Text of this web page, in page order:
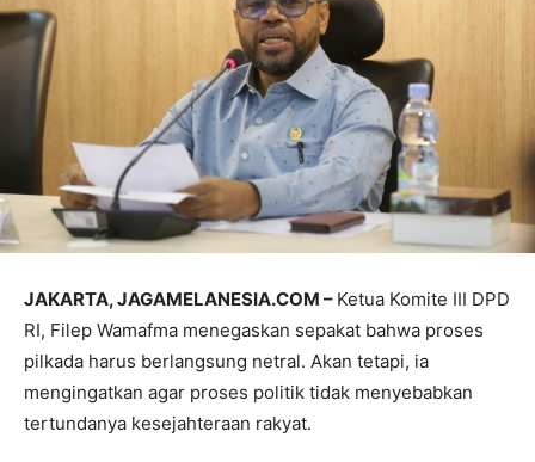
JAKARTA, JAGAMELANESIA.COM – Ketua Komite III DPD
RI, Filep Wamafma menegaskan sepakat bahwa proses
pilkada harus berlangsung netral. Akan tetapi, ia
mengingatkan agar proses politik tidak menyebabkan
tertundanya kesejahteraan rakyat.